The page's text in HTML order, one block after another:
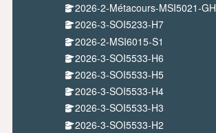
2026-2-Métacours-MSI5021-GH
2026-3-SOI5233-H7
2026-2-MSI6015-S1
2026-3-SOI5533-H6
2026-3-SOI5533-H5
2026-3-SOI5533-H4
2026-3-SOI5533-H3
2026-3-SOI5533-H2